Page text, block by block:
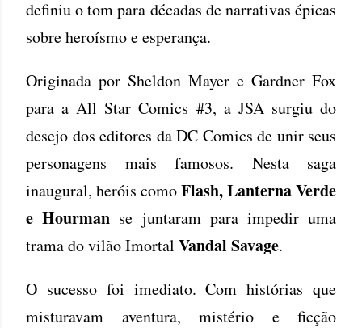
definiu o tom para décadas de narrativas épicas
sobre heroísmo e esperança.
Originada por Sheldon Mayer e Gardner Fox
para a All Star Comics #3, a JSA surgiu do
desejo dos editores da DC Comics de unir seus
personagens mais famosos. Nesta saga
inaugural, heróis comoFlash, Lanterna Verde
e Hourman se juntaram para impedir uma
trama do vilão Imortal Vandal Savage.
O sucesso foi imediato. Com histórias que
misturavam aventura, mistério e ficção